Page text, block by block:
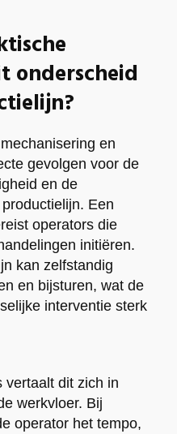
onderscheid
en
gevolgen voor de
en de
Een
operators die
initiëren.
kan zelfstandig
en bijsturen, wat de
interventie sterk
vertaalt dit zich in
werkvloer. Bij
operator het tempo,